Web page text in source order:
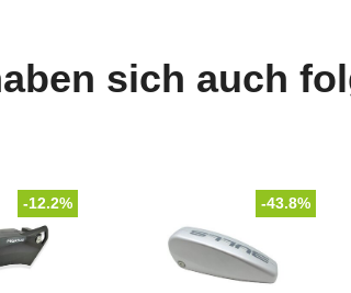
sich auch
-12.2% -43.8%